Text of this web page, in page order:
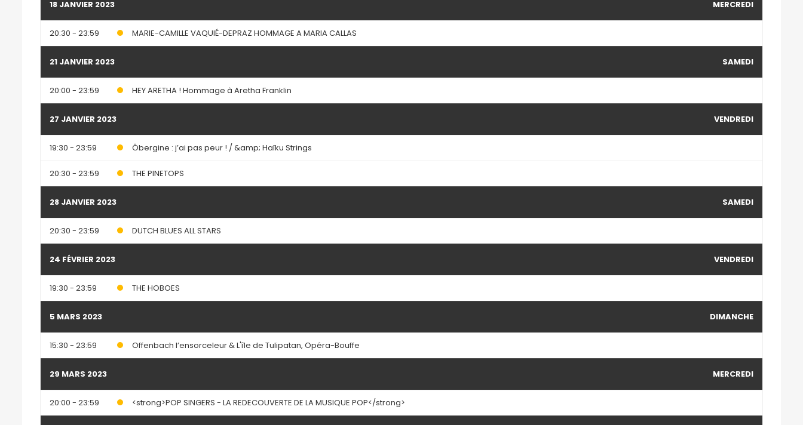
18 JANVIER 2023 MERCREDI
20:30 - 23:59 MARIE-CAMILLE VAQUIÉ-DEPRAZ HOMMAGE A MARIA CALLAS
21 JANVIER 2023 SAMEDI
20:00 - 23:59 HEY ARETHA ! Hommage à Aretha Franklin
27 JANVIER 2023 VENDREDI
19:30 - 23:59 Ôbergine : j’ai pas peur ! / &amp; Haïku Strings
20:30 - 23:59 THE PINETOPS
28 JANVIER 2023 SAMEDI
20:30 - 23:59 DUTCH BLUES ALL STARS
24 FÉVRIER 2023 VENDREDI
19:30 - 23:59 THE HOBOES
5 MARS 2023 DIMANCHE
15:30 - 23:59 Offenbach l’ensorceleur & L'île de Tulipatan, Opéra-Bouffe
29 MARS 2023 MERCREDI
20:00 - 23:59 <strong>POP SINGERS - LA REDECOUVERTE DE LA MUSIQUE POP</strong>